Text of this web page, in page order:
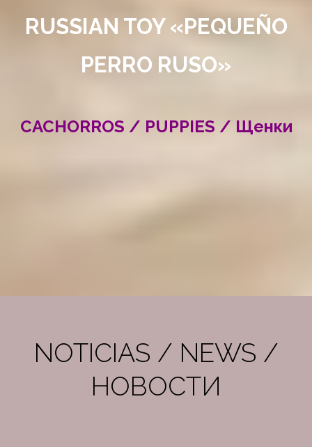
RUSSIAN TOY «PEQUEÑO
PERRO RUSO»
CACHORROS / PUPPIES / Щенки
NOTICIAS / NEWS /
НОВОСТИ